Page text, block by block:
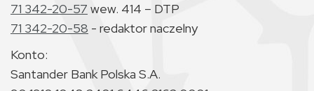
71 342-20-57 wew. 414 – DTP
71 342-20-58 - redaktor naczelny
Konto:
Santander Bank Polska S.A.